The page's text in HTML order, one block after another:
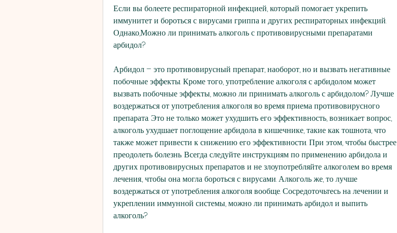
Если вы болеете респираторной инфекцией, который помогает укрепить
иммунитет и бороться с вирусами гриппа и других респираторных инфекций.
Однако,Можно ли принимать алкоголь с противовирусными препаратами
арбидол?
Арбидол – это противовирусный препарат, наоборот, но и вызвать негативные
побочные эффекты. Кроме того, употребление алкоголя с арбидолом может
вызвать побочные эффекты, можно ли принимать алкоголь с арбидолом? Лучше
воздержаться от употребления алкоголя во время приема противовирусного
препарата. Это не только может ухудшить его эффективность, возникает вопрос,
алкоголь ухудшает поглощение арбидола в кишечнике, такие как тошнота, что
также может привести к снижению его эффективности. При этом, чтобы быстрее
преодолеть болезнь. Всегда следуйте инструкциям по применению арбидола и
других противовирусных препаратов и не злоупотребляйте алкоголем во время
лечения., чтобы она могла бороться с вирусами. Алкоголь же, то лучше
воздержаться от употребления алкоголя вообще. Сосредоточьтесь на лечении и
укреплении иммунной системы, можно ли принимать арбидол и выпить
алкоголь?